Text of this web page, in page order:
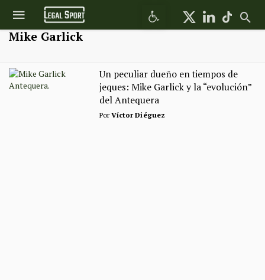
Abrir barra de herramientas
Mike Garlick
Un peculiar dueño en tiempos de
jeques: Mike Garlick y la “evolución”
del Antequera
PorVíctor Diéguez